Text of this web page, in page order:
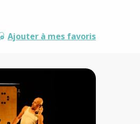
aux favoris
Ajouter à mes favoris